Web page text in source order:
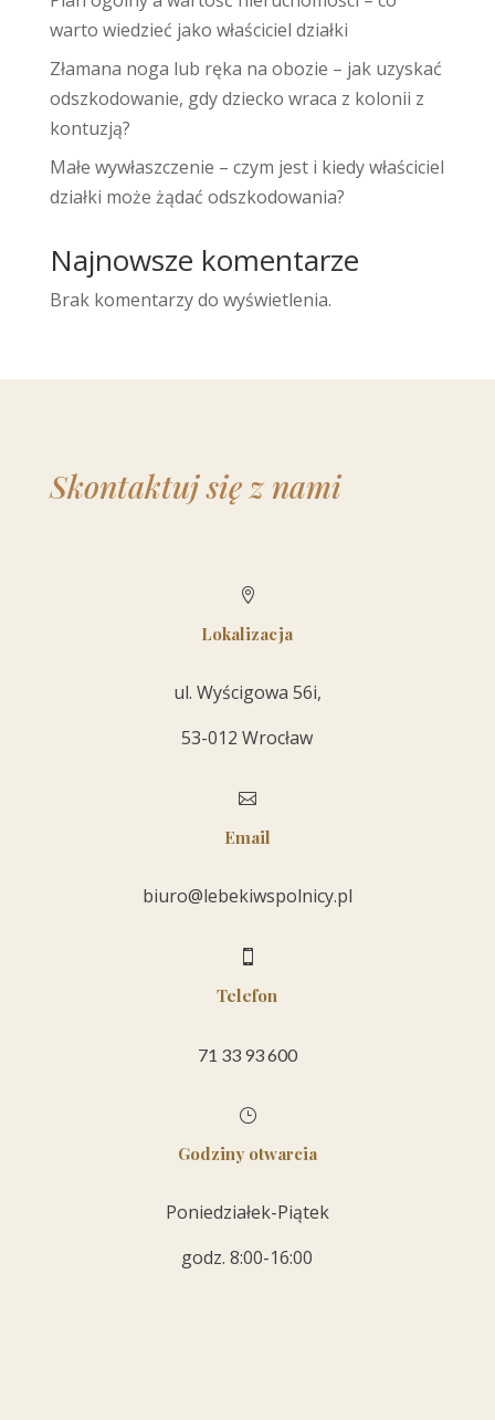
warto wiedzieć jako właściciel działki
Złamana noga lub ręka na obozie – jak uzyskać
odszkodowanie, gdy dziecko wraca z kolonii z
kontuzją?
Małe wywłaszczenie – czym jest i kiedy właściciel
działki może żądać odszkodowania?
Najnowsze komentarze
Brak komentarzy do wyświetlenia.
Skontaktuj się z nami

Lokalizacja
ul. Wyścigowa 56i,
53-012 Wrocław

Email
biuro@lebekiwspolnicy.pl

Telefon
71 33 93 600
}
Godziny otwarcia
Poniedziałek-Piątek
godz. 8:00-16:00